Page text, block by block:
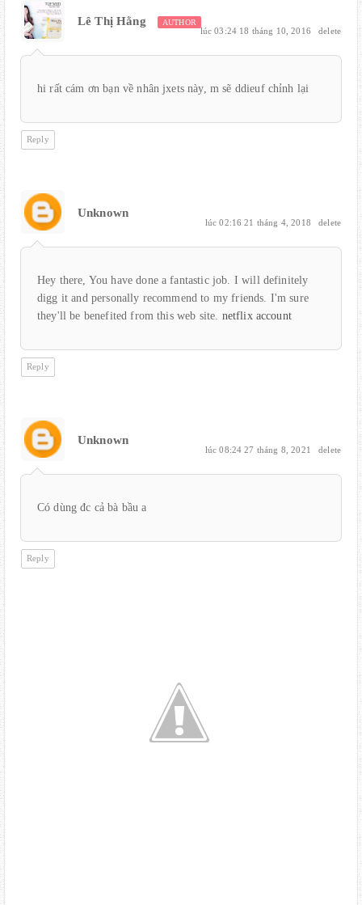
Lê Thị Hằng AUTHOR
lúc 03:24 18 tháng 10, 2016 delete
hi rất cám ơn bạn về nhân jxets này, m sẽ ddieuf chỉnh lại
Reply
Unknown
lúc 02:16 21 tháng 4, 2018 delete
Hey there, You have done a fantastic job. I will definitely
digg it and personally recommend to my friends. I'm sure
they'll be benefited from this web site. netflix account
Reply
Unknown
lúc 08:24 27 tháng 8, 2021 delete
Có dùng đc cả bà bầu a
Reply